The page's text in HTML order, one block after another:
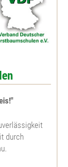
durch